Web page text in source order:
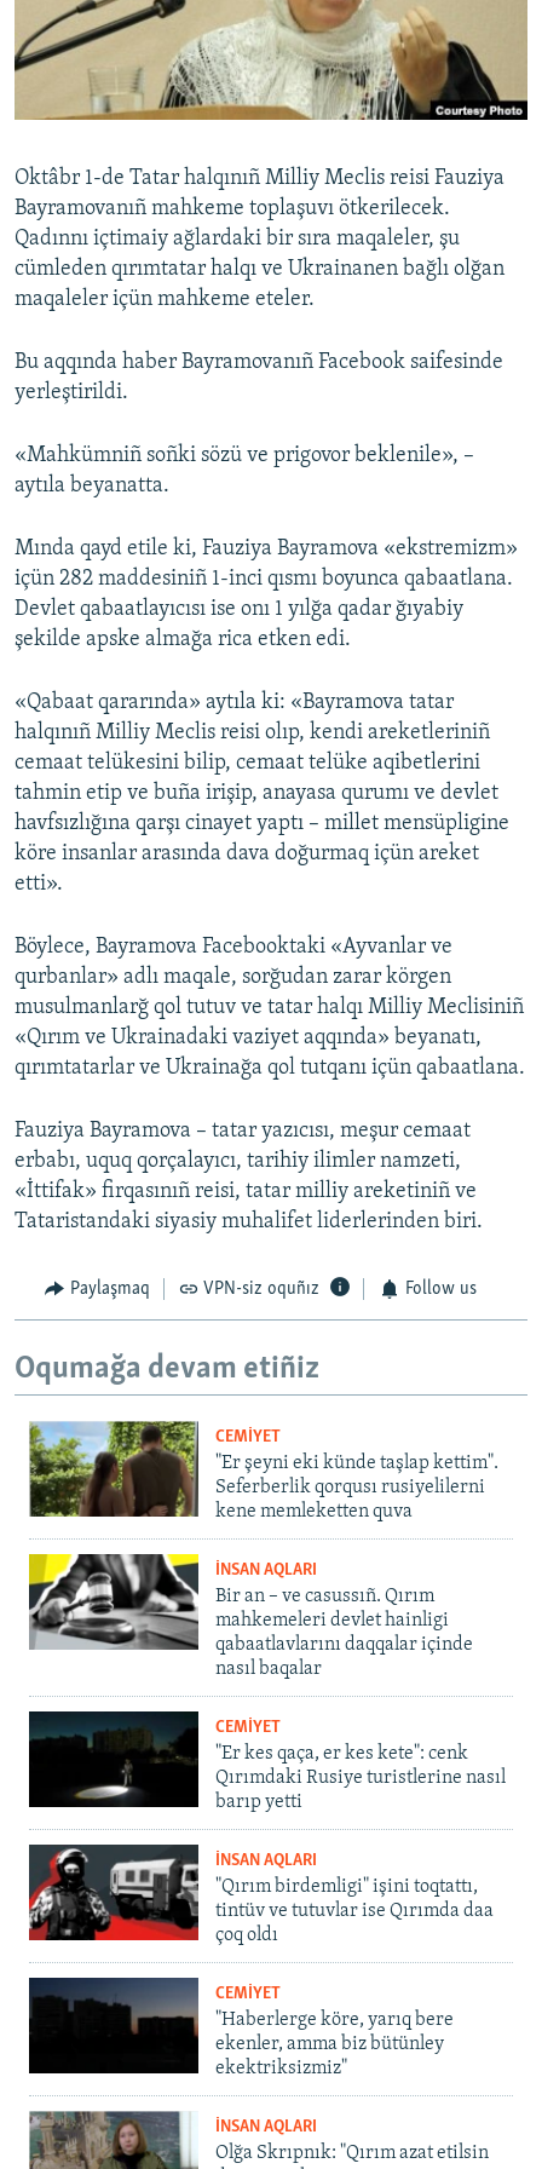
Русский
Українською
RFE/RS bütün saytları
Oktâbr 1-de Tatar halqınıñ Milliy Meclis reisi Fauziya
Bayramovanıñ mahkeme toplaşuvı ötkerilecek.
Qadınnı içtimaiy ağlardaki bir sıra maqaleler, şu
cümleden qırımtatar halqı ve Ukrainanen bağlı olğan
maqaleler içün mahkeme eteler.
Bu aqqında haber Bayramovanıñ Facebook saifesinde
yerleştirildi.
«Mahkümniñ soñki sözü ve prigovor beklenile», –
aytıla beyanatta.
Mında qayd etile ki, Fauziya Bayramova «ekstremizm»
içün 282 maddesiniñ 1-inci qısmı boyunca qabaatlana.
Devlet qabaatlayıcısı ise onı 1 yılğa qadar ğıyabiy
şekilde apske almağa rica etken edi.
«Qabaat qararında» aytıla ki: «Bayramova tatar
halqınıñ Milliy Meclis reisi olıp, kendi areketleriniñ
cemaat telükesini bilip, cemaat telüke aqibetlerini
tahmin etip ve buña irişip, anayasa qurumı ve devlet
havfsızlığına qarşı cinayet yaptı – millet mensüpligine
köre insanlar arasında dava doğurmaq içün areket
etti».
Böylece, Bayramova Facebooktaki «Ayvanlar ve
qurbanlar» adlı maqale, sorğudan zarar körgen
musulmanlarğ qol tutuv ve tatar halqı Milliy Meclisiniñ
«Qırım ve Ukrainadaki vaziyet aqqında» beyanatı,
qırımtatarlar ve Ukrainağa qol tutqanı içün qabaatlana.
Fauziya Bayramova – tatar yazıcısı, meşur cemaat
erbabı, uquq qorçalayıcı, tarihiy ilimler namzeti,
«İttifak» firqasınıñ reisi, tatar milliy areketiniñ ve
Tataristandaki siyasiy muhalifet liderlerinden biri.
Paylaşmaq VPN-siz oquñız Follow us
Oqumağa devam etiñiz
CEMİYET
"Er şeyni eki künde taşlap kettim".
Seferberlik qorqusı rusiyelilerni
kene memleketten quva
İNSAN AQLARI
Bir an – ve casussıñ. Qırım
mahkemeleri devlet hainligi
qabaatlavlarını daqqalar içinde
nasıl baqalar
CEMİYET
"Er kes qaça, er kes kete": cenk
Qırımdaki Rusiye turistlerine nasıl
barıp yetti
İNSAN AQLARI
"Qırım birdemligi" işini toqtattı,
tintüv ve tutuvlar ise Qırımda daa
çoq oldı
CEMİYET
"Haberlerge köre, yarıq bere
ekenler, amma biz bütünley
ekektriksizmiz"
İNSAN AQLARI
Olğa Skrıpnık: "Qırım azat etilsin